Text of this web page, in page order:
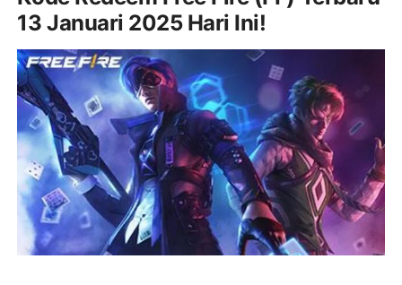
13 Januari 2025 Hari Ini!